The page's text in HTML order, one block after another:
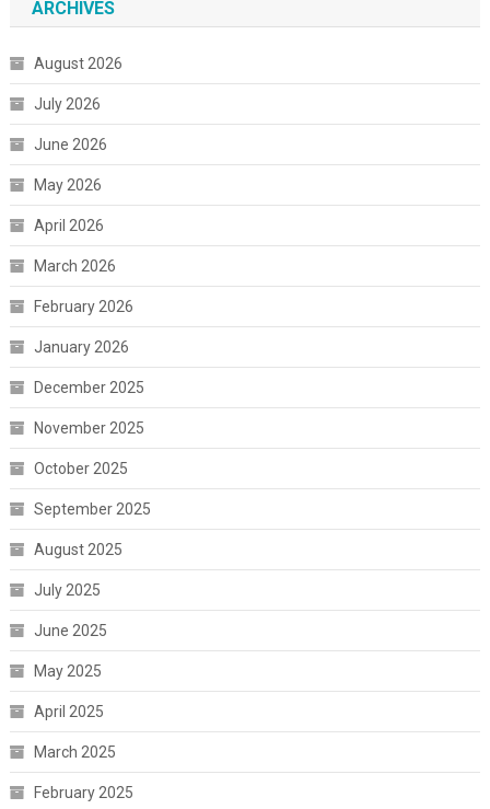
ARCHIVES
August 2026
July 2026
June 2026
May 2026
April 2026
March 2026
February 2026
January 2026
December 2025
November 2025
October 2025
September 2025
August 2025
July 2025
June 2025
May 2025
April 2025
March 2025
February 2025